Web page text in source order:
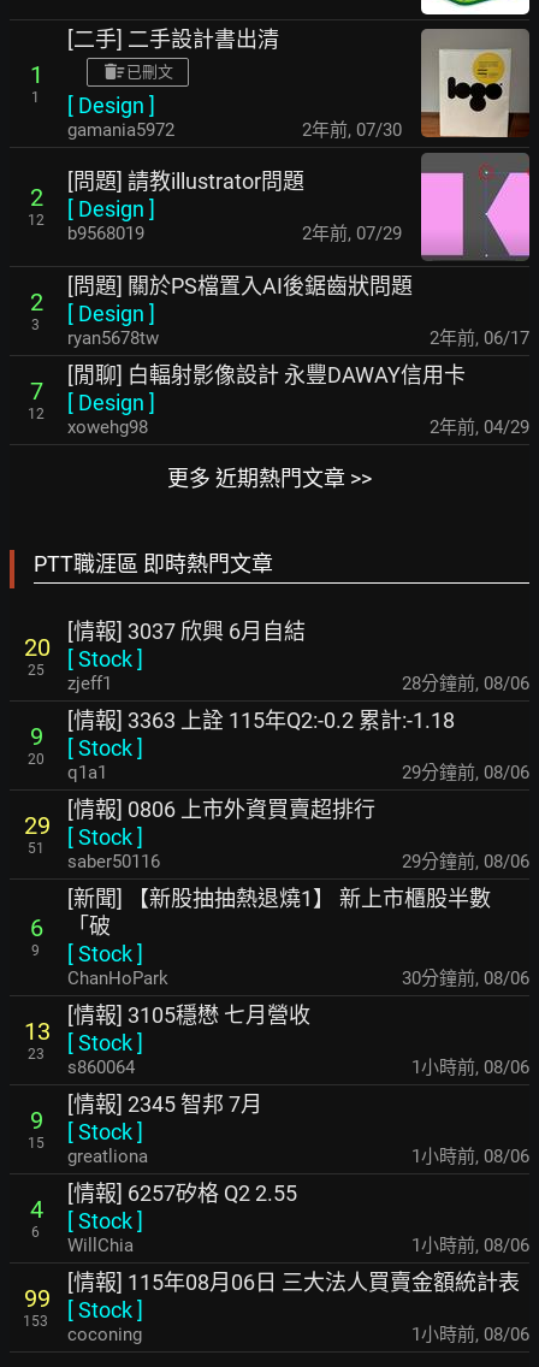
1
1
[二手] 二手設計書出清
已刪文
[ Design ]
gamania5972 2年前, 07/30
2
12
[問題] 請教illustrator問題
[ Design ]
b9568019 2年前, 07/29
2
3
[問題] 關於PS檔置入AI後鋸齒狀問題
[ Design ]
ryan5678tw 2年前, 06/17
7
12
[閒聊] 白輻射影像設計 永豐DAWAY信用卡
[ Design ]
xowehg98 2年前, 04/29
更多 近期熱門文章 >>
PTT職涯區 即時熱門文章
20
25
[情報] 3037 欣興 6月自結
[Stock]
zjeff1 28分鐘前, 08/06
9
20
[情報] 3363 上詮 115年Q2:-0.2 累計:-1.18
[Stock]
q1a1 29分鐘前, 08/06
29
51
[情報] 0806 上市外資買賣超排行
[Stock]
saber50116 30分鐘前, 08/06
6
9
[新聞] 【新股抽抽熱退燒1】 新上市櫃股半數
「破
[Stock]
ChanHoPark 31分鐘前, 08/06
13
23
[情報] 3105穩懋 七月營收
[Stock]
s860064 1小時前, 08/06
9
15
[情報] 2345 智邦 7月
[Stock]
greatliona 1小時前, 08/06
4
6
[情報] 6257矽格 Q2 2.55
[Stock]
WillChia 1小時前, 08/06
99
153
[情報] 115年08月06日 三大法人買賣金額統計表
[Stock]
coconing 1小時前, 08/06